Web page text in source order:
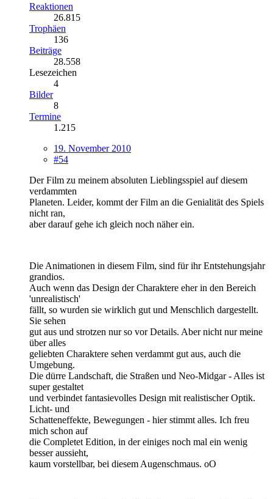
Reaktionen
26.815
Trophäen
136
Beiträge
28.558
Lesezeichen
4
Bilder
8
Termine
1.215
19. November 2010
#54
Der Film zu meinem absoluten Lieblingsspiel auf diesem
verdammten
Planeten. Leider, kommt der Film an die Genialität des Spiels
nicht ran,
aber darauf gehe ich gleich noch näher ein.
Die Animationen in diesem Film, sind für ihr Entstehungsjahr
grandios.
Auch wenn das Design der Charaktere eher in den Bereich
'unrealistisch'
fällt, so wurden sie wirklich gut und Menschlich dargestellt.
Sie sehen
gut aus und strotzen nur so vor Details. Aber nicht nur meine
über alles
geliebten Charaktere sehen verdammt gut aus, auch die
Umgebung.
Die dürre Landschaft, die Straßen und Neo-Midgar - Alles ist
super gestaltet
und verbindet fantasievolles Design mit realistischer Optik.
Licht- und
Schatteneffekte, Bewegungen - hier stimmt alles. Ich freu
mich schon auf
die Completet Edition, in der einiges noch mal ein wenig
besser aussieht,
kaum vorstellbar, bei diesem Augenschmaus. oO